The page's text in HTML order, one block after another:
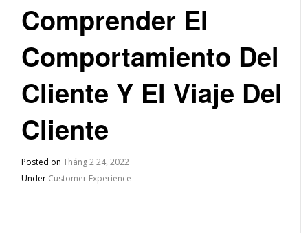
Comprender El
Comportamiento Del
Cliente Y El Viaje Del
Cliente
Posted onTháng 2 24, 2022
Under Customer Experience